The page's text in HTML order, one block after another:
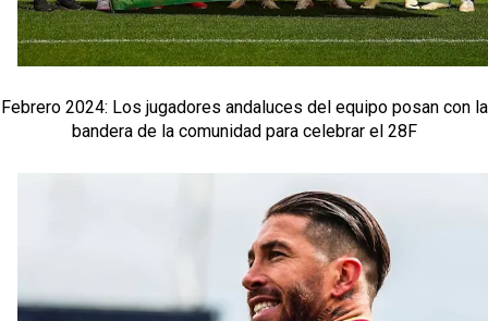
Febrero 2024: Los jugadores andaluces del equipo posan con la
bandera de la comunidad para celebrar el 28F